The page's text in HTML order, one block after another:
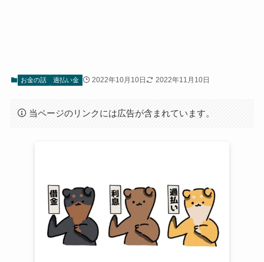
お金の話 過払い金 2022年10月10日 2022年11月10日
当ページのリンクには広告が含まれています。